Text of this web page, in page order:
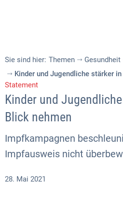
Sie sind hier: Themen Gesundheit
Kinder und Jugendliche stärker
Statement
Kinder und
Blick nehmen
Impfkampagnen
Impfausweis nicht
28. Mai 2021